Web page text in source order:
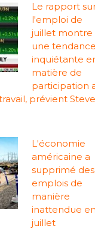
Le rapport
l'emploi de
juillet montre
une tendance
inquiétante
matière de
participation
prévient Steve
L'économie
américaine a
supprimé des
emplois de
manière
inattendue en
juillet